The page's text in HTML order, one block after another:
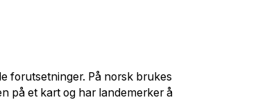
forutsetninger. På norsk brukes
på et kart og har landemerker å